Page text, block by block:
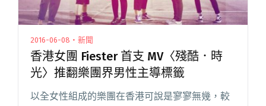
2016-06-08・新聞
香港女團 Fiester 首支 MV〈殘酷．時
光〉推翻樂團界男性主導標籤
以全女性組成的樂團在香港可說是寥寥無幾，較